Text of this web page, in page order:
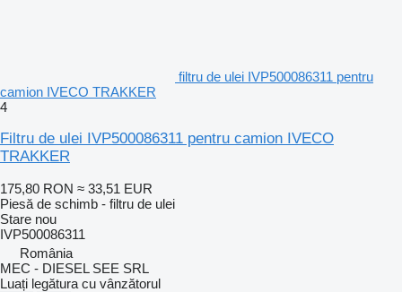
filtru de ulei IVP500086311 pentru
camion IVECO TRAKKER
4
Filtru de ulei IVP500086311 pentru camion IVECO
TRAKKER
175,80 RON ≈ 33,51 EUR
Piesă de schimb - filtru de ulei
Stare nou
IVP500086311
România
MEC - DIESEL SEE SRL
Luați legătura cu vânzătorul